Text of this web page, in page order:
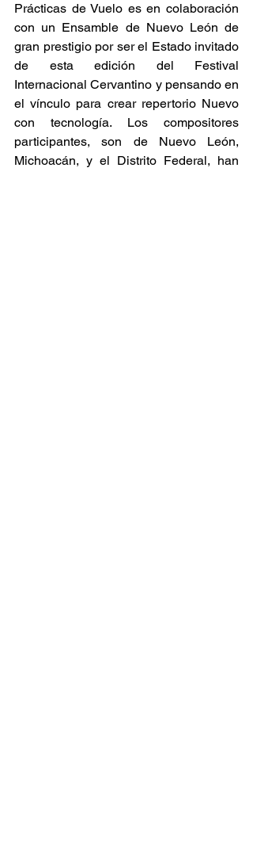
Prácticas de Vuelo es en colaboración
con un Ensamble de Nuevo León de
gran prestigio por ser el Estado invitado
de esta edición del Festival
Internacional Cervantino y pensando en
el vínculo para crear repertorio Nuevo
con tecnología. Los compositores
participantes, son de Nuevo León,
Michoacán, y el Distrito Federal, han